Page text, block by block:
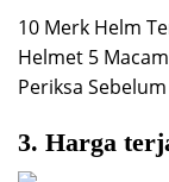
10 Merk Helm
Helmet 5
Periksa
3. Harga